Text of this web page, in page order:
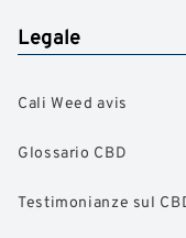
Legale
Cali Weed avis
Glossario CBD
Testimonianze sul